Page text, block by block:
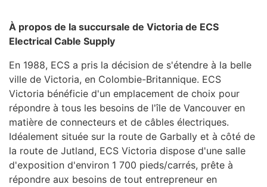
À propos de la succursale de Victoria de ECS
Electrical Cable Supply
En 1988, ECS a pris la décision de s'étendre à la belle
ville de Victoria, en Colombie-Britannique. ECS
Victoria bénéficie d'un emplacement de choix pour
répondre à tous les besoins de l'île de Vancouver en
matière de connecteurs et de câbles électriques.
Idéalement située sur la route de Garbally et à côté de
la route de Jutland, ECS Victoria dispose d'une salle
d'exposition d'environ 1 700 pieds/carrés, prête à
répondre aux besoins de tout entrepreneur en